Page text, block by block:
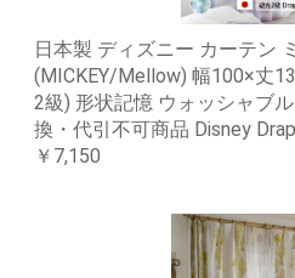
日本製 ディズニー カーテン
(MICKEY/Mellow) 幅100×丈
2級) 形状記憶 ウォッシャブ
換・代引不可商品 Disney
￥7,150